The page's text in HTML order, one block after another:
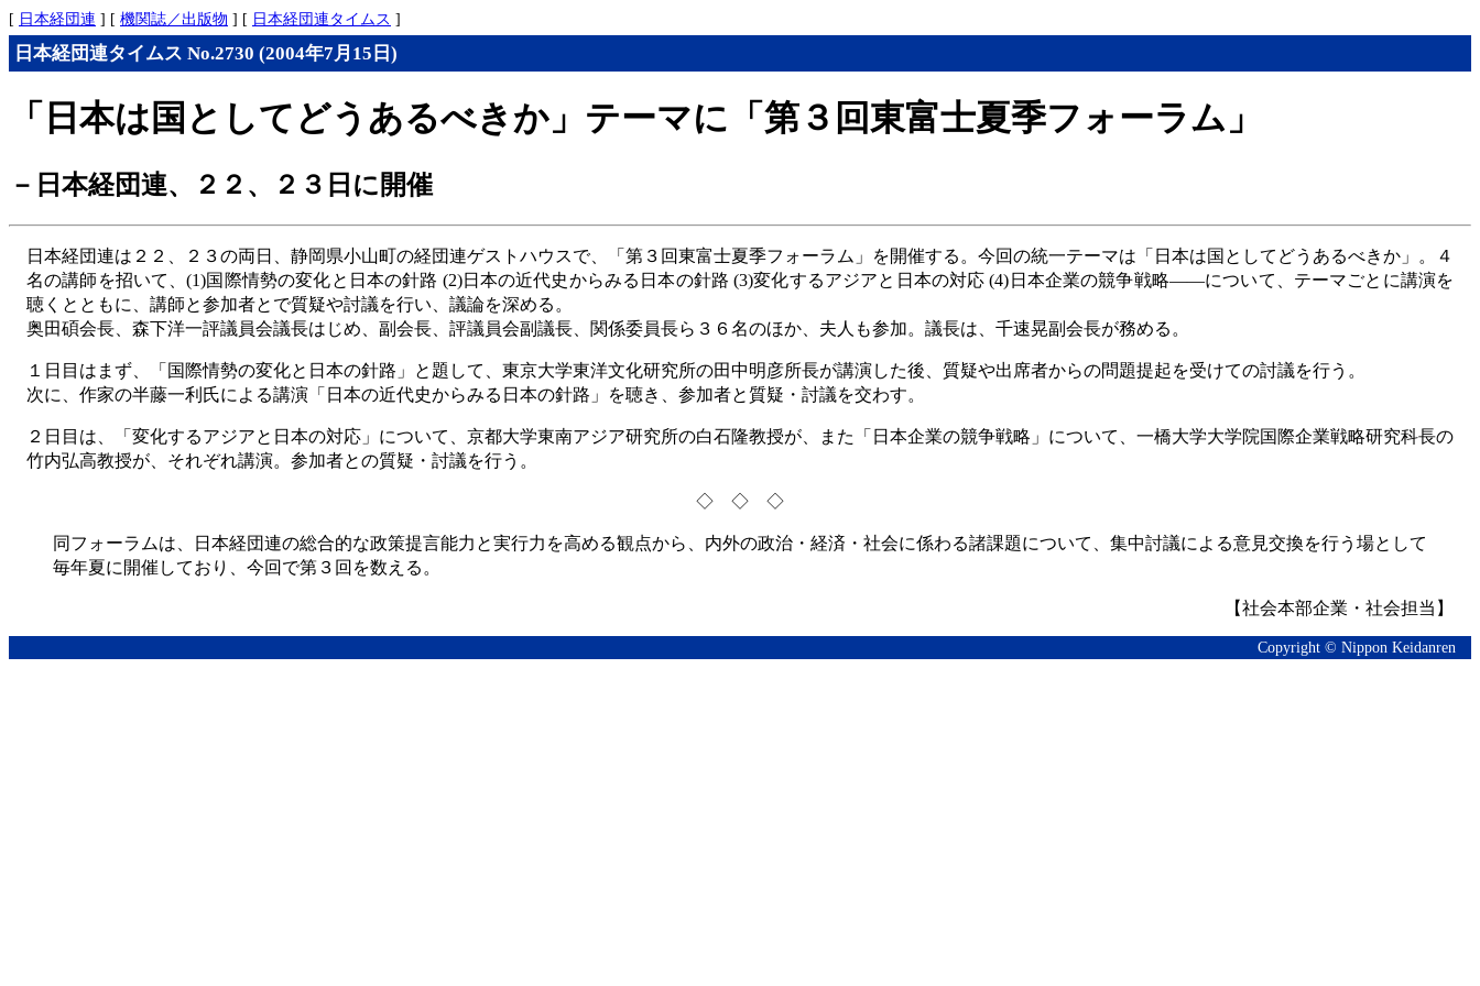
[ 日本経団連 ] [ 機関誌／出版物 ] [ 日本経団連タイムス ]
日本経団連タイムス No.2730 (2004年7月15日)
「日本は国としてどうあるべきか」テーマに「第３回東富士夏季フォーラム」
－日本経団連、２２、２３日に開催
日本経団連は２２、２３の両日、静岡県小山町の経団連ゲストハウスで、「第３回東富士夏季フォーラム」を開催する。今回の統一テーマは「日本は国としてどうあるべきか」。４
名の講師を招いて、(1)国際情勢の変化と日本の針路 (2)日本の近代史からみる日本の針路 (3)変化するアジアと日本の対応 (4)日本企業の競争戦略――について、テーマごとに講演を
聴くとともに、講師と参加者とで質疑や討議を行い、議論を深める。
奥田碩会長、森下洋一評議員会議長はじめ、副会長、評議員会副議長、関係委員長ら３６名のほか、夫人も参加。議長は、千速晃副会長が務める。
１日目はまず、「国際情勢の変化と日本の針路」と題して、東京大学東洋文化研究所の田中明彦所長が講演した後、質疑や出席者からの問題提起を受けての討議を行う。
次に、作家の半藤一利氏による講演「日本の近代史からみる日本の針路」を聴き、参加者と質疑・討議を交わす。
２日目は、「変化するアジアと日本の対応」について、京都大学東南アジア研究所の白石隆教授が、また「日本企業の競争戦略」について、一橋大学大学院国際企業戦略研究科長の
竹内弘高教授が、それぞれ講演。参加者との質疑・討議を行う。
◇ ◇ ◇
同フォーラムは、日本経団連の総合的な政策提言能力と実行力を高める観点から、内外の政治・経済・社会に係わる諸課題について、集中討議による意見交換を行う場として
毎年夏に開催しており、今回で第３回を数える。
【社会本部企業・社会担当】
Copyright © Nippon Keidanren